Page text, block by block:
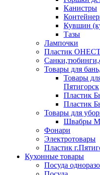
Канистры
Кувшин
Тазы
Лампочки
Пластик
Товары для
Товары
Пятигорск
Пластик
Пластик
Товары для
Швабры
Фонари
Электротовары
Пластик
Кухонные товары
Посуда